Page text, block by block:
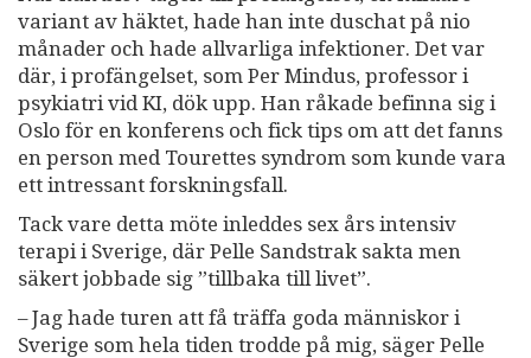
variant av häktet, hade han inte duschat på nio
månader och hade allvarliga infektioner. Det var
där, i profängelset, som Per Mindus, professor i
psykiatri vid KI, dök upp. Han råkade befinna sig i
Oslo för en konferens och fick tips om att det fanns
en person med Tourettes syndrom som kunde vara
ett intressant forskningsfall.
Tack vare detta möte inleddes sex års intensiv
terapi i Sverige, där Pelle Sandstrak sakta men
säkert jobbade sig ”tillbaka till livet”.
– Jag hade turen att få träffa goda människor i
Sverige som hela tiden trodde på mig, säger Pelle